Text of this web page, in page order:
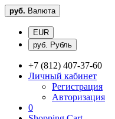
руб. Валюта
EUR
руб. Рубль
+7 (812) 407-37-60
Личный кабинет
Регистрация
Авторизация
0